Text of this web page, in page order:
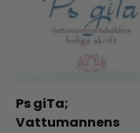
Ps giTa;
Vattumannens